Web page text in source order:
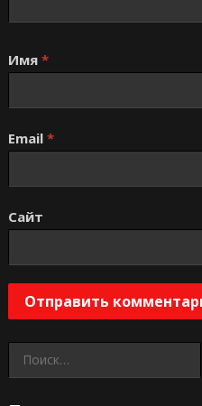
Имя *
Email *
Сайт
Найти: